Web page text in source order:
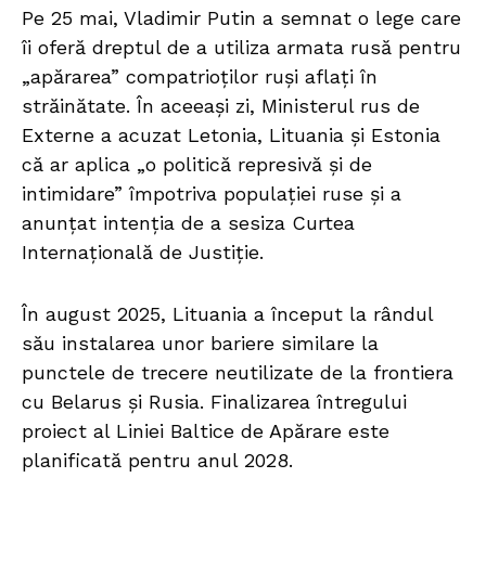
Pe 25 mai, Vladimir Putin a semnat o lege care
îi oferă dreptul de a utiliza armata rusă pentru
„apărarea” compatrioților ruși aflați în
străinătate. În aceeași zi, Ministerul rus de
Externe a acuzat Letonia, Lituania și Estonia
că ar aplica „o politică represivă și de
intimidare” împotriva populației ruse și a
anunțat intenția de a sesiza Curtea
Internațională de Justiție.
În august 2025, Lituania a început la rândul
său instalarea unor bariere similare la
punctele de trecere neutilizate de la frontiera
cu Belarus și Rusia. Finalizarea întregului
proiect al Liniei Baltice de Apărare este
planificată pentru anul 2028.